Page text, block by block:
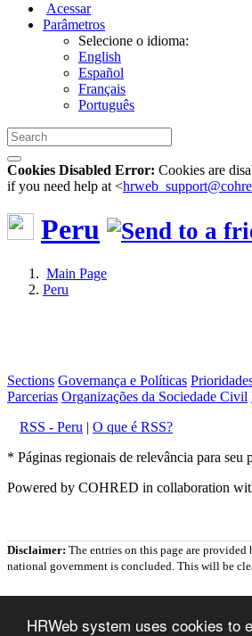
HRWeb system uses cookies to
Acessar
Parâmetros
Selecione o idioma:
English
Español
Français
Português
Cookies Disabled Error: Cookies are
if you need help at <
Peru
Main Page
Peru
Sections Governança e Políticas
Parcerias Organizações da Sociedade Civil
RSS - Peru | O que é RSS?
* Páginas regionais de relevância para seu
Powered by COHRED in collaboration
Disclaimer: The entries on this page are
national government is concluded. This will be